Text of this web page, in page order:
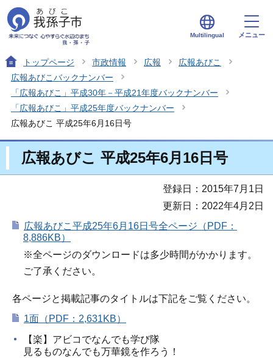
Multilingual メニュー
トップページ 市政情報 広報
広報あびこ
広報あびこバックナンバー
「広報あびこ」平成30年－平成21年度バックナンバー
「広報あびこ」平成25年度バックナンバー
広報あびこ 平成25年6月16日号
広報あびこ 平成25年6月16日号
登録日：2015年7月1日
更新日：2022年4月2日
広報あびこ平成25年6月16日号全ページ（PDF：
8,886KB）
※全ページのダウンロードは多少時間がかかります。
ご了承ください。
各ページと掲載記事のタイトルは下記をご覧ください。
1面（PDF：2,631KB）
【楽】アビコでなんでも学び隊
見るものなんでも万華鏡を作ろう！